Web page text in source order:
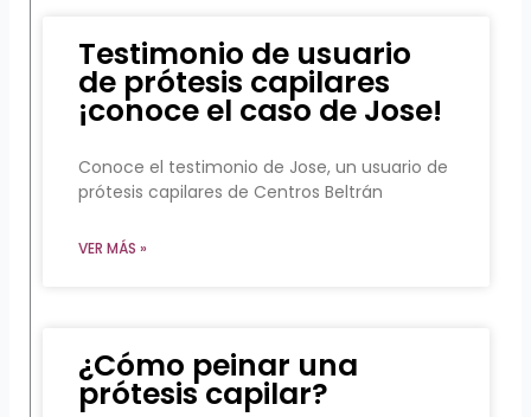
Testimonio de usuario
de prótesis capilares
¡conoce el caso de Jose!
Conoce el testimonio de Jose, un usuario de
prótesis capilares de Centros Beltrán
VER MÁS »
¿Cómo peinar una
prótesis capilar?